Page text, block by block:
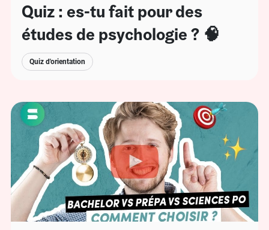
Quiz : es-tu fait pour des
études de psychologie ? 🧠
Quiz d'orientation